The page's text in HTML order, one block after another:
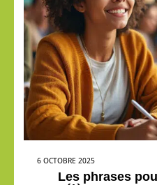
6 OCTOBRE 2025
Les phrases